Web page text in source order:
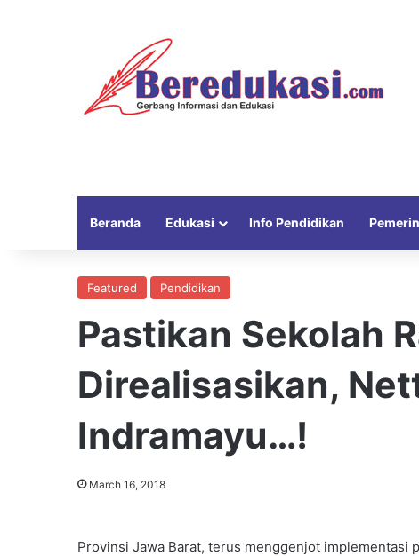
Beranda Edukasi Info Pendidikan
Featured Pendidikan
Pastikan Sekolah
Direalisasikan,
Indramayu…!
March 16, 2018
Provinsi Jawa Barat, terus menggenjot implementasi